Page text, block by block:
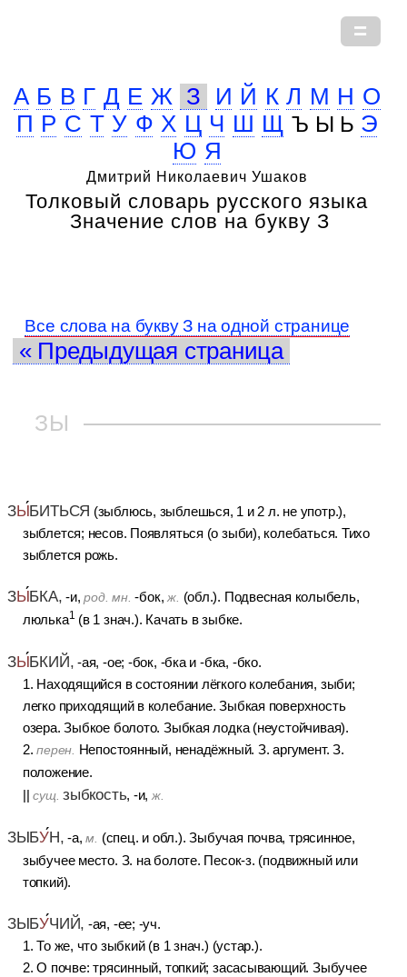
А Б В Г Д Е Ж З И Й К Л М Н О
П Р С Т У Ф Х Ц Ч Ш Щ Ъ Ы Ь Э
Ю Я
Дмитрий Николаевич Ушаков
Толковый словарь русского языка
Значение слов на букву З
Все слова на букву З на одной странице
« Предыдущая страница
ЗЫ
ЗЫБИТЬСЯ (зыблюсь, зыблешься, 1 и 2 л. не употр.),
зыблется; несов. Появляться (о зыби), колебаться. Тихо
зыблется рожь.
ЗЫБКА, -и,род. мн. -бок,ж. (обл.). Подвесная колыбель,
люлька1 (в 1 знач.). Качать в зыбке.
ЗЫБКИЙ, -ая, -ое; -бок, -бка и -бка, -бко.
1. Находящийся в состоянии лёгкого колебания, зыби;
легко приходящий в колебание. Зыбкая поверхность
озера. Зыбкое болото. Зыбкая лодка (неустойчивая).
2.перен.
Непостоянный, ненадёжный. З. аргумент. З.
положение.
||сущ. зыбкость, -и,ж.
ЗЫБУН, -а,м. (спец. и обл.). Зыбучая почва, трясинное,
зыбучее место. З. на болоте. Песок-з. (подвижный или
топкий).
ЗЫБУЧИЙ, -ая, -ее; -уч.
1. То же, что зыбкий (в 1 знач.) (устар.).
2. О почве: трясинный, топкий; засасывающий. Зыбучее